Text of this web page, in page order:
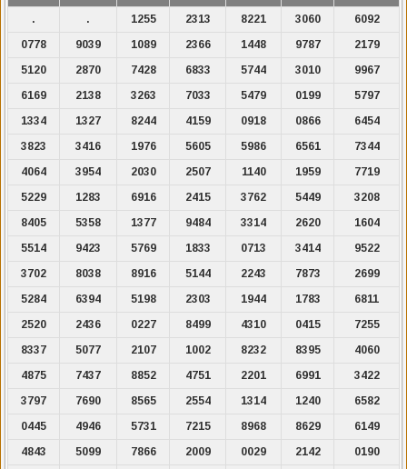
. . 1255 2313 8221 3060
6092
0778
9039 1089 2366 1448 9787
2179
5120
2870 7428 6833 5744 3010
9967
6169
2138 3263 7033 5479 0199
5797
1334
1327 8244 4159 0918 0866
6454
3823
3416 1976 5605 5986 6561
7344
4064
3954 2030 2507 1140 1959
7719
5229
1283 6916 2415 3762 5449
3208
8405
5358 1377 9484 3314 2620
1604
5514
9423 5769 1833 0713 3414
9522
3702
8038 8916 5144 2243 7873
2699
5284
6394 5198 2303 1944 1783
6811
2520
2436 0227 8499 4310 0415
7255
8337
5077 2107 1002 8232 8395
4060
4875
7437 8852 4751 2201 6991
3422
3797
7690 8565 2554 1314 1240
6582
0445
4946 5731 7215 8968 8629
6149
4843
5099 7866 2009 0029 2142
0190